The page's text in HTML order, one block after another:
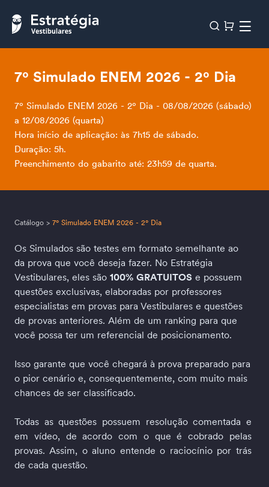
7º Simulado ENEM 2026 - 2º Dia
7º Simulado ENEM 2026 - 2º Dia - 08/08/2026 (sábado)
a 12/08/2026 (quarta)
Hora início de aplicação: às 7h15 de sábado.
Duração: 5h.
Preenchimento do gabarito até: 23h59 de quarta.
Catálogo > 7º Simulado ENEM 2026 - 2º Dia
Os Simulados são testes em formato semelhante ao
da prova que você deseja fazer. No Estratégia
Vestibulares, eles são 100% GRATUITOS e possuem
questões exclusivas, elaboradas por professores
especialistas em provas para Vestibulares e questões
de provas anteriores. Além de um ranking para que
você possa ter um referencial de posicionamento.
Isso garante que você chegará à prova preparado para
o pior cenário e, consequentemente, com muito mais
chances de ser classificado.
Todas as questões possuem resolução comentada e
em vídeo, de acordo com o que é cobrado pelas
provas. Assim, o aluno entende o raciocínio por trás
de cada questão.